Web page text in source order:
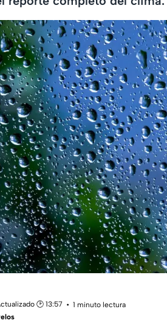
🕑 13:57
1 minuto lectura